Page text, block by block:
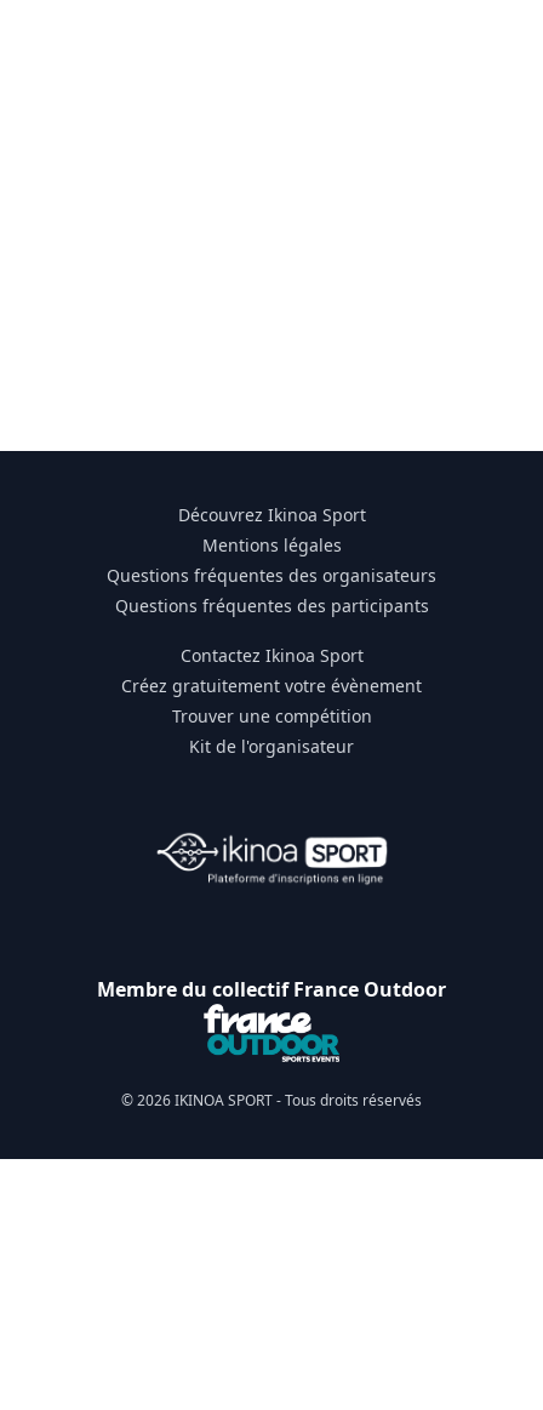
Découvrez Ikinoa Sport
Mentions légales
Questions fréquentes des organisateurs
Questions fréquentes des participants
Contactez Ikinoa Sport
Créez gratuitement votre évènement
Trouver une compétition
Kit de l'organisateur
Membre du collectif France Outdoor
© 2026 IKINOA SPORT - Tous droits réservés